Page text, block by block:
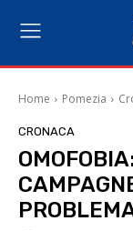
Home Pomezia
CRONACA